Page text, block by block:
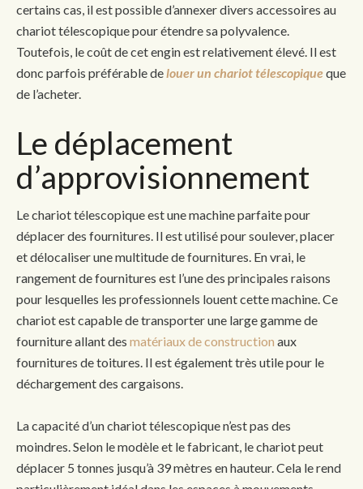
certains cas, il est possible d’annexer divers accessoires au
chariot télescopique pour étendre sa polyvalence.
Toutefois, le coût de cet engin est relativement élevé. Il est
donc parfois préférable de louer un chariot télescopiqueque
de l’acheter.
Le déplacement
d’approvisionnement
Le chariot télescopique est une machine parfaite pour
déplacer des fournitures. Il est utilisé pour soulever, placer
et délocaliser une multitude de fournitures. En vrai, le
rangement de fournitures est l’une des principales raisons
pour lesquelles les professionnels louent cette machine. Ce
chariot est capable de transporter une large gamme de
fourniture allant des matériaux de construction aux
fournitures de toitures. Il est également très utile pour le
déchargement des cargaisons.
La capacité d’un chariot télescopique n’est pas des
moindres. Selon le modèle et le fabricant, le chariot peut
déplacer 5 tonnes jusqu’à 39 mètres en hauteur. Cela le rend